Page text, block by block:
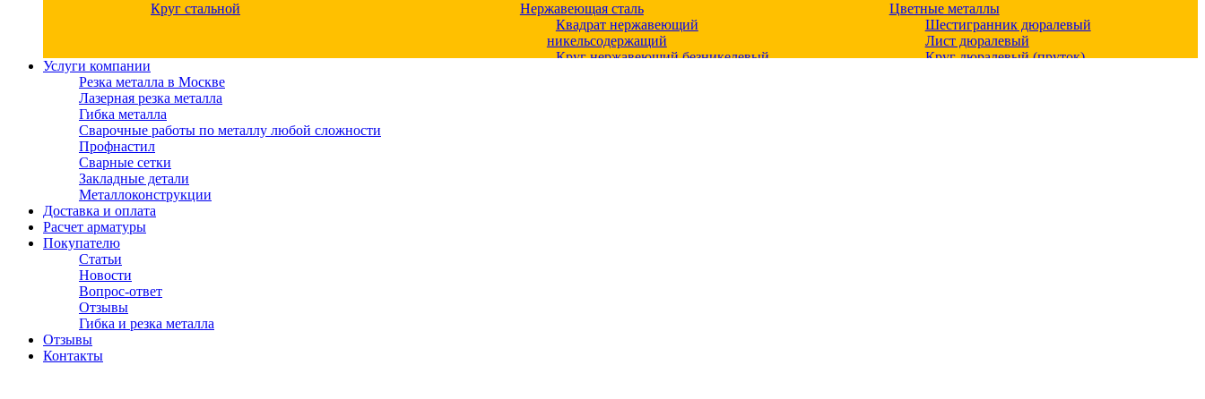
Круг стальной
Нержавеющая сталь
Квадрат нержавеющий
никельсодержащий
Круг нержавеющий безникелевый
Цветные металлы
Шестигранник дюралевый
Лист дюралевый
Круг дюралевый (пруток)
Услуги компании
Резка металла в Москве
Лазерная резка металла
Гибка металла
Сварочные работы по металлу любой сложности
Профнастил
Сварные сетки
Закладные детали
Металлоконструкции
Доставка и оплата
Расчет арматуры
Покупателю
Статьи
Новости
Вопрос-ответ
Отзывы
Гибка и резка металла
Отзывы
Контакты